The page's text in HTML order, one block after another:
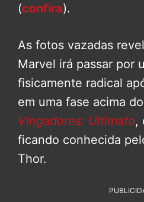
(confira).
As fotos vazadas
Marvel irá passar por
fisicamente radical
em uma fase acima
Vingadores: Ultimato,
ficando conhecida
Thor.